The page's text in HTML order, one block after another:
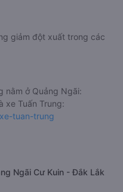
giảm đột xuất trong các
nằm ở Quảng Ngãi:
xe Tuấn Trung:
tuan-trung
Ngãi Cư Kuin - Đắk Lắk